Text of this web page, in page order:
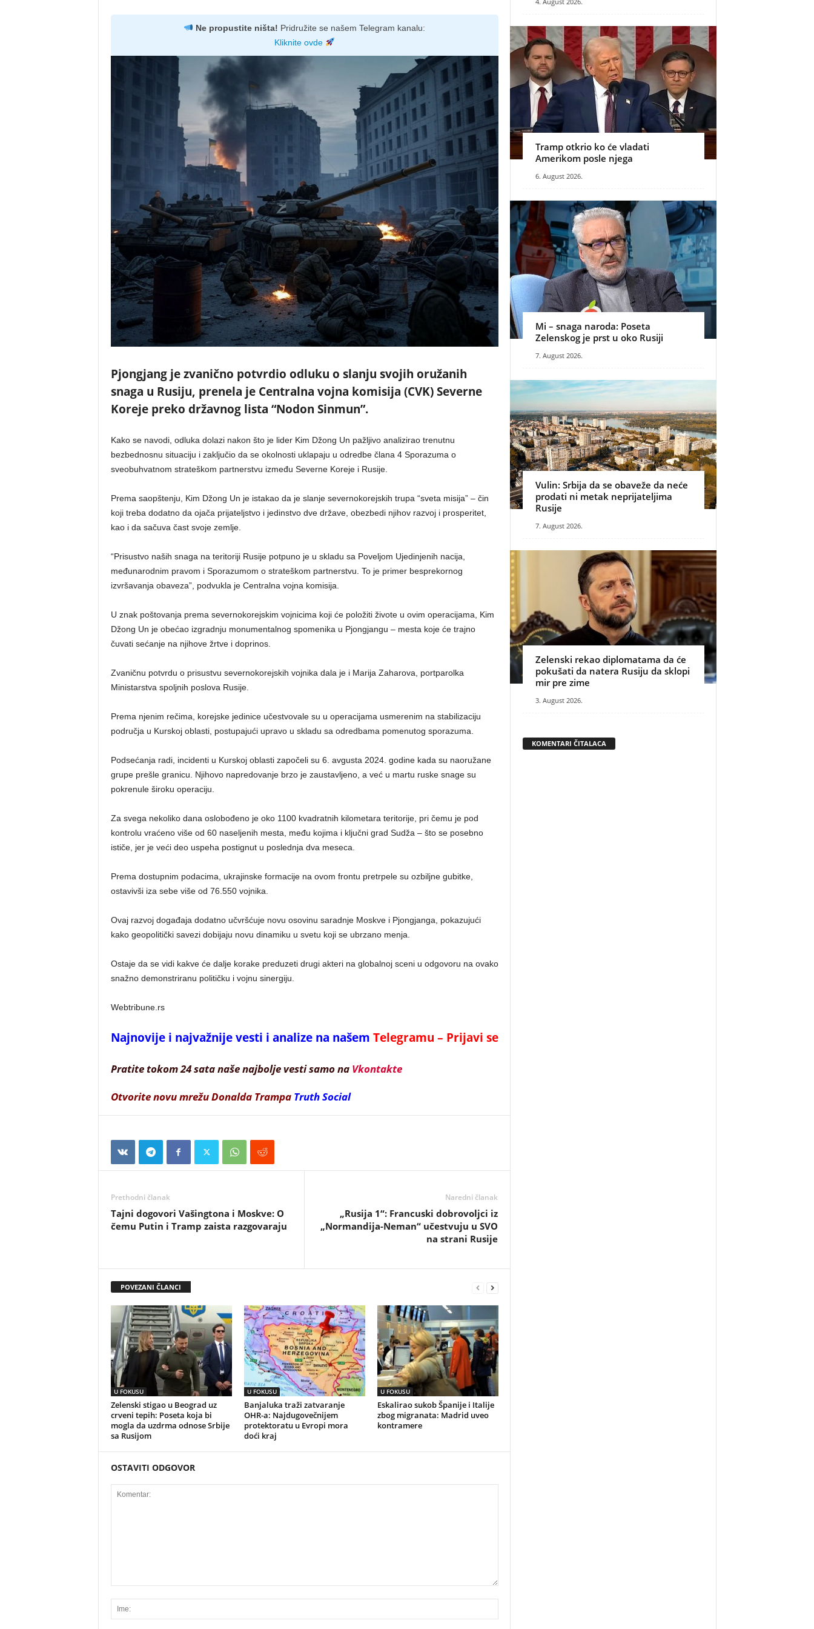
Ne propustite ništa! Pridružite se našem Telegram kanalu:
Kliknite ovde
Pjongjang je zvanično potvrdio odluku o slanju svojih oružanih
snaga u Rusiju, prenela je Centralna vojna komisija (CVK) Severne
Koreje preko državnog lista “Nodon Sinmun”.
Kako se navodi, odluka dolazi nakon što je lider Kim Džong Un pažljivo analizirao trenutnu
bezbednosnu situaciju i zaključio da se okolnosti uklapaju u odredbe člana 4 Sporazuma o
sveobuhvatnom strateškom partnerstvu između Severne Koreje i Rusije.
Prema saopštenju, Kim Džong Un je istakao da je slanje severnokorejskih trupa “sveta misija” – čin
koji treba dodatno da ojača prijateljstvo i jedinstvo dve države, obezbedi njihov razvoj i prosperitet,
kao i da sačuva čast svoje zemlje.
“Prisustvo naših snaga na teritoriji Rusije potpuno je u skladu sa Poveljom Ujedinjenih nacija,
međunarodnim pravom i Sporazumom o strateškom partnerstvu. To je primer besprekornog
izvršavanja obaveza”, podvukla je Centralna vojna komisija.
U znak poštovanja prema severnokorejskim vojnicima koji će položiti živote u ovim operacijama, Kim
Džong Un je obećao izgradnju monumentalnog spomenika u Pjongjangu – mesta koje će trajno
čuvati sećanje na njihove žrtve i doprinos.
Zvaničnu potvrdu o prisustvu severnokorejskih vojnika dala je i Marija Zaharova, portparolka
Ministarstva spoljnih poslova Rusije.
Prema njenim rečima, korejske jedinice učestvovale su u operacijama usmerenim na stabilizaciju
područja u Kurskoj oblasti, postupajući upravo u skladu sa odredbama pomenutog sporazuma.
Podsećanja radi, incidenti u Kurskoj oblasti započeli su 6. avgusta 2024. godine kada su naoružane
grupe prešle granicu. Njihovo napredovanje brzo je zaustavljeno, a već u martu ruske snage su
pokrenule široku operaciju.
Za svega nekoliko dana oslobođeno je oko 1100 kvadratnih kilometara teritorije, pri čemu je pod
kontrolu vraćeno više od 60 naseljenih mesta, među kojima i ključni grad Sudža – što se posebno
ističe, jer je veći deo uspeha postignut u poslednja dva meseca.
Prema dostupnim podacima, ukrajinske formacije na ovom frontu pretrpele su ozbiljne gubitke,
ostavivši iza sebe više od 76.550 vojnika.
Ovaj razvoj događaja dodatno učvršćuje novu osovinu saradnje Moskve i Pjongjanga, pokazujući
kako geopolitički savezi dobijaju novu dinamiku u svetu koji se ubrzano menja.
Ostaje da se vidi kakve će dalje korake preduzeti drugi akteri na globalnoj sceni u odgovoru na ovako
snažno demonstriranu političku i vojnu sinergiju.
Webtribune.rs
Najnovije i najvažnije vesti i analize na našem Telegramu – Prijavi se
Pratite tokom 24 sata naše najbolje vesti samo na Vkontakte
Otvorite novu mrežu Donalda Trampa Truth Social
Prethodni članak
Tajni dogovori Vašingtona i Moskve: O
čemu Putin i Tramp zaista razgovaraju
Naredni članak
„Rusija 1“: Francuski dobrovoljci iz
„Normandija-Neman“ učestvuju u SVO
na strani Rusije
POVEZANI ČLANCI
U FOKUSU
Zelenski stigao u Beograd uz
crveni tepih: Poseta koja bi
mogla da uzdrma odnose Srbije
sa Rusijom
U FOKUSU
Banjaluka traži zatvaranje
OHR-a: Najdugovečnijem
protektoratu u Evropi mora
doći kraj
U FOKUSU
Eskalirao sukob Španije i Italije
zbog migranata: Madrid uveo
kontramere
OSTAVITI ODGOVOR
Tramp otkrio ko će vladati
Amerikom posle njega
6. August 2026.
Mi – snaga naroda: Poseta
Zelenskog je prst u oko Rusiji
7. August 2026.
Vulin: Srbija da se obaveže da neće
prodati ni metak neprijateljima
Rusije
7. August 2026.
Zelenski rekao diplomatama da će
pokušati da natera Rusiju da sklopi
mir pre zime
3. August 2026.
KOMENTARI ČITALACA